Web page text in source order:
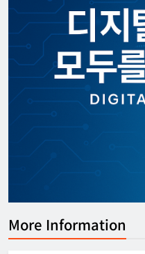
More Information